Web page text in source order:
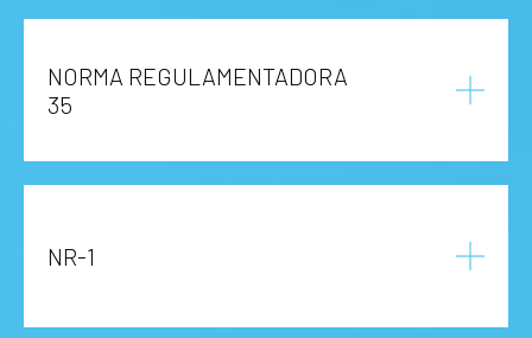
NORMA REGULAMENTADORA
35
NR-1